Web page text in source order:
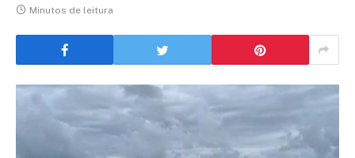
Minutos de leitura